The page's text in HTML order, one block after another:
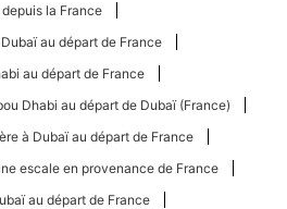
la France
au départ de France
au départ de France
Dhabi au départ de Dubaï (France)
à Dubaï au départ de France
escale en provenance de France
au départ de France